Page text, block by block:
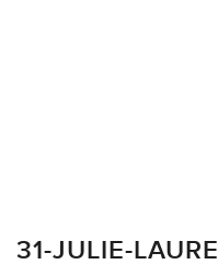
31-JULIE-